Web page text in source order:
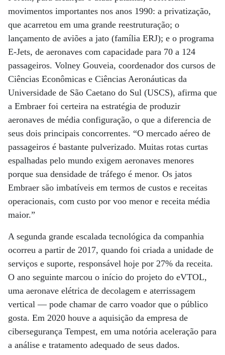
movimentos importantes nos anos 1990: a privatização,
que acarretou em uma grande reestruturação; o
lançamento de aviões a jato (família ERJ); e o programa
E-Jets, de aeronaves com capacidade para 70 a 124
passageiros. Volney Gouveia, coordenador dos cursos de
Ciências Econômicas e Ciências Aeronáuticas da
Universidade de São Caetano do Sul (USCS), afirma que
a Embraer foi certeira na estratégia de produzir
aeronaves de média configuração, o que a diferencia de
seus dois principais concorrentes. “O mercado aéreo de
passageiros é bastante pulverizado. Muitas rotas curtas
espalhadas pelo mundo exigem aeronaves menores
porque sua densidade de tráfego é menor. Os jatos
Embraer são imbatíveis em termos de custos e receitas
operacionais, com custo por voo menor e receita média
maior.”
A segunda grande escalada tecnológica da companhia
ocorreu a partir de 2017, quando foi criada a unidade de
serviços e suporte, responsável hoje por 27% da receita.
O ano seguinte marcou o início do projeto do eVTOL,
uma aeronave elétrica de decolagem e aterrissagem
vertical — pode chamar de carro voador que o público
gosta. Em 2020 houve a aquisição da empresa de
cibersegurança Tempest, em uma notória aceleração para
a análise e tratamento adequado de seus dados.